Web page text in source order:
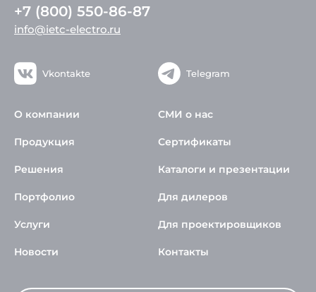
+7 (800) 550-86-87
info@ietc-electro.ru
Vkontakte Telegram
О компании
Продукция
Решения
Портфолио
Услуги
Новости
СМИ о нас
Сертификаты
Каталоги и презентации
Для дилеров
Для проектировщиков
Контакты